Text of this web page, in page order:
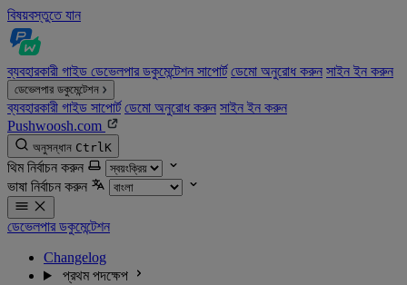
বিষয়বস্তুতে যান
ব্যবহারকারী গাইড ডেভেলপার ডকুমেন্টেশন সাপোর্ট ডেমো অনুরোধ করুন সাইন ইন করুন
ডেভেলপার ডকুমেন্টেশন
ব্যবহারকারী গাইড সাপোর্ট ডেমো অনুরোধ করুন সাইন ইন করুন
Pushwoosh.com
অনুসন্ধান CtrlK
থিম নির্বাচন করুন
ভাষা নির্বাচন করুন
ডেভেলপার ডকুমেন্টেশন
Changelog
প্রথম পদক্ষেপ